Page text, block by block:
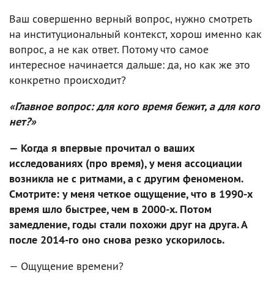
Ваш совершенно верный вопрос, нужно смотреть
на институциональный контекст, хорош именно как
вопрос, а не как ответ. Потому что самое
интересное начинается дальше: да, но как же это
конкретно происходит?
«Главное вопрос: для кого время бежит, а для кого
нет?»
— Когда я впервые прочитал о ваших
исследованиях (про время), у меня ассоциации
возникла не с ритмами, а с другим феноменом.
Смотрите: у меня четкое ощущение, что в 1990-х
время шло быстрее, чем в 2000-х. Потом
замедление, годы стали похожи друг на друга. А
после 2014-го оно снова резко ускорилось.
— Ощущение времени?